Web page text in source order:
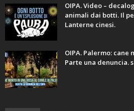
OIPA. Video –
animali dai botti. Il
Lanterne cinesi.
OIPA. Palermo: cane
Parte una denuncia.